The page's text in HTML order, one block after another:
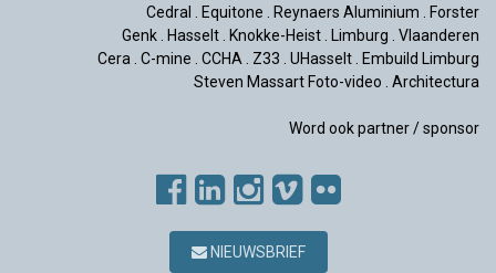
Cedral . Equitone . Reynaers Aluminium . Forster
Genk. Hasselt. Knokke-Heist. Limburg . Vlaanderen
Cera. C-mine . CCHA. Z33 . UHasselt. Embuild Limburg
Steven Massart Foto-video . Architectura
Word ook partner / sponsor
NIEUWSBRIEF